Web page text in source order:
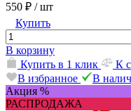
550 ₽ / шт
Купить
В корзину
Купить в 1 клик
К
В избранное
В
Акция %
РАСПРОДАЖА